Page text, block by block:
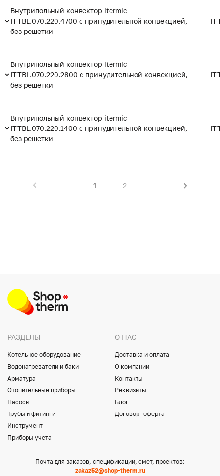
Внутрипольный конвектор itermic
ITTBL.070.220.4700 с принудительной конвекцией,
без решетки
Внутрипольный конвектор itermic
ITTBL.070.220.2800 с принудительной конвекцией,
без решетки
Внутрипольный конвектор itermic
ITTBL.070.220.1400 с принудительной конвекцией,
без решетки
1 2
РАЗДЕЛЫ
Котельное оборудование
Водонагреватели и баки
Арматура
Отопительные приборы
Насосы
Трубы и фитинги
Инструмент
Приборы учета
О НАС
Доставка и оплата
О компании
Контакты
Реквизиты
Блог
Договор- оферта
Почта для заказов, спецификации, смет, проектов:
zakaz52@shop-therm.ru